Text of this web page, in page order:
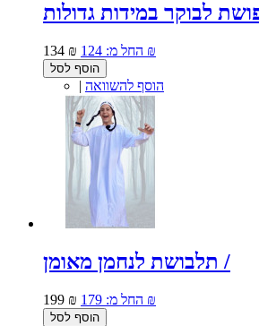
134 ₪ החל מ: 124 ₪
הוסף לסל
| הוסף להשוואה
תלבושת לנחמן מאומן /
199 ₪ החל מ: 179 ₪
הוסף לסל